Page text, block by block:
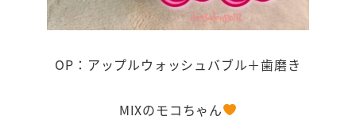
OP：アップルウォッシュバブル＋歯磨き
MIXのモコちゃん